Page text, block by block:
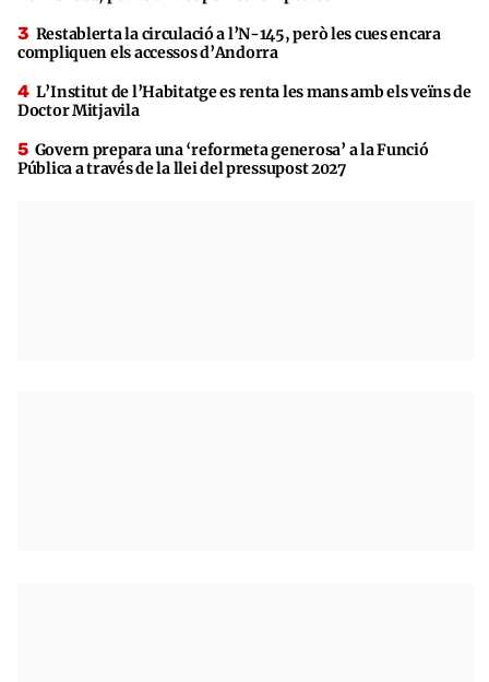
Restablerta la circulació a l’N-145, però les cues encara
compliquen els accessos d’Andorra
L’Institut de l’Habitatge es renta les mans amb els veïns de
Doctor Mitjavila
Govern prepara una ‘reformeta generosa’ a la Funció
Pública a través de la llei del pressupost 2027